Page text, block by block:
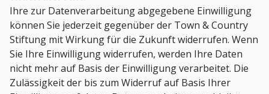
Ihre zur Datenverarbeitung abgegebene Einwilligung
können Sie jederzeit gegenüber der Town & Country
Stiftung mit Wirkung für die Zukunft widerrufen. Wenn
Sie Ihre Einwilligung widerrufen, werden Ihre Daten
nicht mehr auf Basis der Einwilligung verarbeitet. Die
Zulässigkeit der bis zum Widerruf auf Basis Ihrer